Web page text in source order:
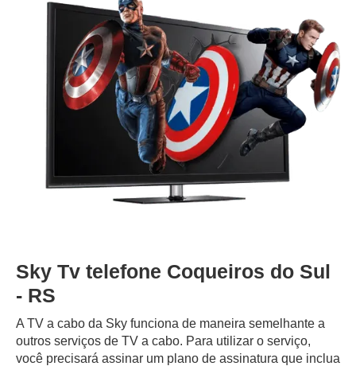
Sky Tv telefone Coqueiros do Sul
- RS
A TV a cabo da Sky funciona de maneira semelhante a
outros serviços de TV a cabo. Para utilizar o serviço,
você precisará assinar um plano de assinatura que inclua